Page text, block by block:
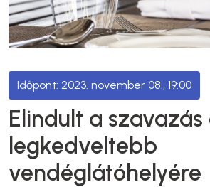
2023. november 08., 19:00
Elindult a szavazás
legkedveltebb
vendéglátóhelyére